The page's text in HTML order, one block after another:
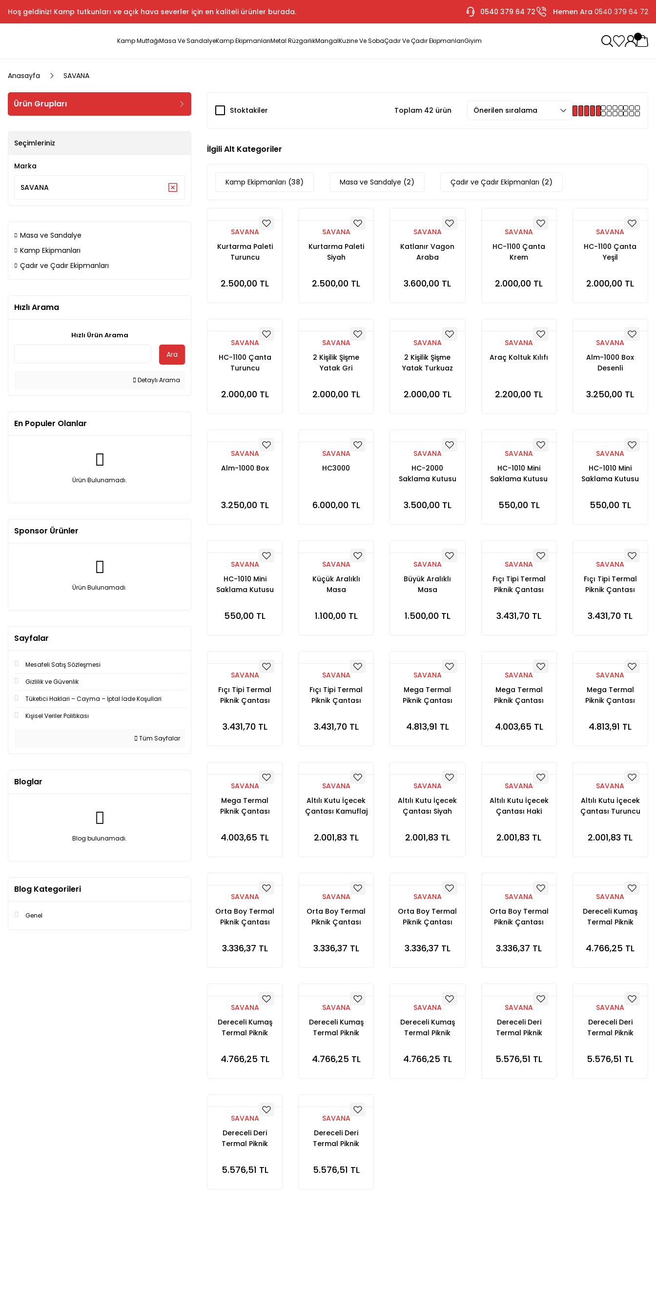
Hoş geldiniz! Kamp tutkunları ve açık hava severler için en kaliteli ürünler burada. 0540 379 64 72 Hemen Ara 0540 379 64 72
Kamp MutfağıMasa Ve SandalyeKamp EkipmanlarıMetal RüzgarlıkMangalKuzine Ve SobaÇadır Ve Çadır EkipmanlarıGiyim
Anasayfa SAVANA
Ürün Grupları
Seçimleriniz
Marka
SAVANA
Masa ve Sandalye
Kamp Ekipmanları
Çadır ve Çadır Ekipmanları
Hızlı Arama
Hızlı Ürün Arama
Ara
Detaylı Arama
En Populer Olanlar
Ürün Bulunamadı.
Sponsor Ürünler
Ürün Bulunamadı.
Sayfalar
Mesafeli Satış Sözleşmesi
Gizlilik ve Güvenlik
Tüketici Haklari – Cayma – İptal İade Koşullari
Kişisel Veriler Politikası
Tüm Sayfalar
Bloglar
Blog bulunamadı.
Blog Kategorileri
Genel
Stoktakiler Toplam 42 ürün
İlgili Alt Kategoriler
Kamp Ekipmanları (38) Masa ve Sandalye (2) Çadır ve Çadır Ekipmanları (2)
SAVANA
Kurtarma Paleti
Turuncu
2.500,00 TL
SAVANA
Kurtarma Paleti
Siyah
2.500,00 TL
SAVANA
Katlanır Vagon
Araba
3.600,00 TL
SAVANA
HC-1100 Çanta
Krem
2.000,00 TL
SAVANA
HC-1100 Çanta
Yeşil
2.000,00 TL
SAVANA
HC-1100 Çanta
Turuncu
2.000,00 TL
SAVANA
2 Kişilik Şişme
Yatak Gri
2.000,00 TL
SAVANA
2 Kişilik Şişme
Yatak Turkuaz
2.000,00 TL
SAVANA
Araç Koltuk Kılıfı
2.200,00 TL
SAVANA
Alm-1000 Box
Desenli
3.250,00 TL
SAVANA
Alm-1000 Box
3.250,00 TL
SAVANA
HC3000
6.000,00 TL
SAVANA
HC-2000
Saklama Kutusu
3.500,00 TL
SAVANA
HC-1010 Mini
Saklama Kutusu
550,00 TL
SAVANA
HC-1010 Mini
Saklama Kutusu
550,00 TL
SAVANA
HC-1010 Mini
Saklama Kutusu
550,00 TL
SAVANA
Küçük Aralıklı
Masa
1.100,00 TL
SAVANA
Büyük Aralıklı
Masa
1.500,00 TL
SAVANA
Fıçı Tipi Termal
Piknik Çantası
3.431,70 TL
SAVANA
Fıçı Tipi Termal
Piknik Çantası
3.431,70 TL
SAVANA
Fıçı Tipi Termal
Piknik Çantası
3.431,70 TL
SAVANA
Fıçı Tipi Termal
Piknik Çantası
3.431,70 TL
SAVANA
Mega Termal
Piknik Çantası
4.813,91 TL
SAVANA
Mega Termal
Piknik Çantası
4.003,65 TL
SAVANA
Mega Termal
Piknik Çantası
4.813,91 TL
SAVANA
Mega Termal
Piknik Çantası
4.003,65 TL
SAVANA
Altılı Kutu İçecek
Çantası Kamuflaj
2.001,83 TL
SAVANA
Altılı Kutu İçecek
Çantası Siyah
2.001,83 TL
SAVANA
Altılı Kutu İçecek
Çantası Haki
2.001,83 TL
SAVANA
Altılı Kutu İçecek
Çantası Turuncu
2.001,83 TL
SAVANA
Orta Boy Termal
Piknik Çantası
3.336,37 TL
SAVANA
Orta Boy Termal
Piknik Çantası
3.336,37 TL
SAVANA
Orta Boy Termal
Piknik Çantası
3.336,37 TL
SAVANA
Orta Boy Termal
Piknik Çantası
3.336,37 TL
SAVANA
Dereceli Kumaş
Termal Piknik
4.766,25 TL
SAVANA
Dereceli Kumaş
Termal Piknik
4.766,25 TL
SAVANA
Dereceli Kumaş
Termal Piknik
Kamuflaj
4.766,25 TL
SAVANA
Dereceli Kumaş
Termal Piknik
4.766,25 TL
SAVANA
Dereceli Deri
Termal Piknik
5.576,51 TL
SAVANA
Dereceli Deri
Termal Piknik
Kahverengi
5.576,51 TL
SAVANA
Dereceli Deri
Termal Piknik
5.576,51 TL
SAVANA
Dereceli Deri
Termal Piknik
5.576,51 TL